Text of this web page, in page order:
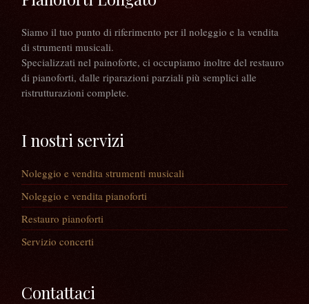
Siamo il tuo punto di riferimento per il noleggio e la vendita
di strumenti musicali.
Specializzati nel painoforte, ci occupiamo inoltre del restauro
di pianoforti, dalle riparazioni parziali più semplici alle
ristrutturazioni complete.
I nostri servizi
Noleggio e vendita strumenti musicali
Noleggio e vendita pianoforti
Restauro pianoforti
Servizio concerti
Contattaci